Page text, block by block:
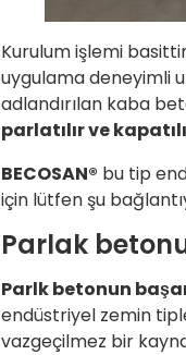
Kurulum işlemi
uygulama deneyimli
adlandırılan kaba
parlatılır ve
BECOSAN® bu tip
için lütfen şu
Parlak
Parlk betonun
endüstriyel zemin
vazgeçilmez bir